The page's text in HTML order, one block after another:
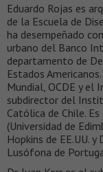
Eduardo Rojas es
de la Escuela de
ha desempeñado
urbano del Banco
departamento de
Estados
Mundial, OCDE y el
subdirector del
Católica de Chile.
(Universidad de
Hopkins de EE.UU.
Lusófona de